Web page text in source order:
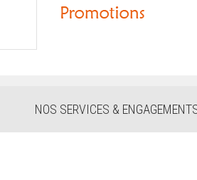
NOS SERVICES &